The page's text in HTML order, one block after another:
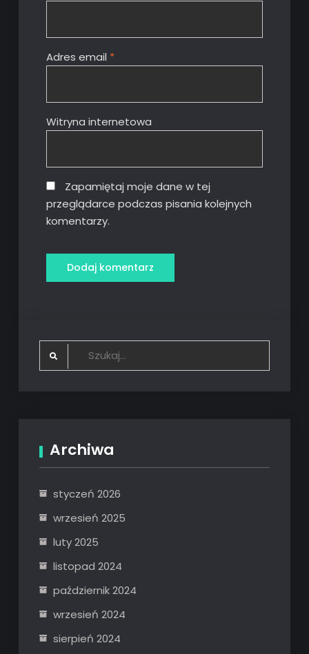
Adres email *
Witryna internetowa
Zapamiętaj moje dane w tej
przeglądarce podczas pisania kolejnych
komentarzy.
Search
Archiwa
styczeń 2026
wrzesień 2025
luty 2025
listopad 2024
październik 2024
wrzesień 2024
sierpień 2024